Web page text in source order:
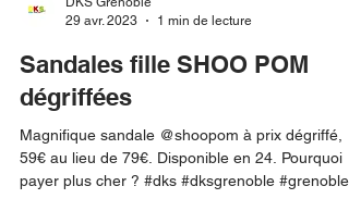
29 avr. 2023
1 min de lecture
Sandales fille SHOO POM
dégriffées
Magnifique sandale @shoopom à prix dégriffé,